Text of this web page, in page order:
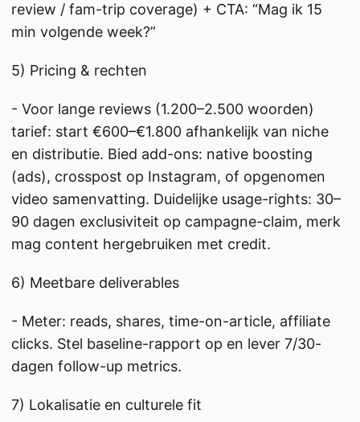
review / fam-trip coverage) + CTA: “Mag ik 15
min volgende week?”
5) Pricing & rechten
- Voor lange reviews (1.200–2.500 woorden)
tarief: start €600–€1.800 afhankelijk van niche
en distributie. Bied add-ons: native boosting
(ads), crosspost op Instagram, of opgenomen
video samenvatting. Duidelijke usage-rights: 30–
90 dagen exclusiviteit op campagne-claim, merk
mag content hergebruiken met credit.
6) Meetbare deliverables
- Meter: reads, shares, time-on-article, affiliate
clicks. Stel baseline-rapport op en lever 7/30-
dagen follow-up metrics.
7) Lokalisatie en culturele fit